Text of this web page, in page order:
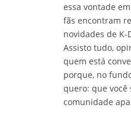
essa vontade
fãs encontram
novidades de K-
Assisto tudo,
quem está
porque, no
quero: que você
comunidade